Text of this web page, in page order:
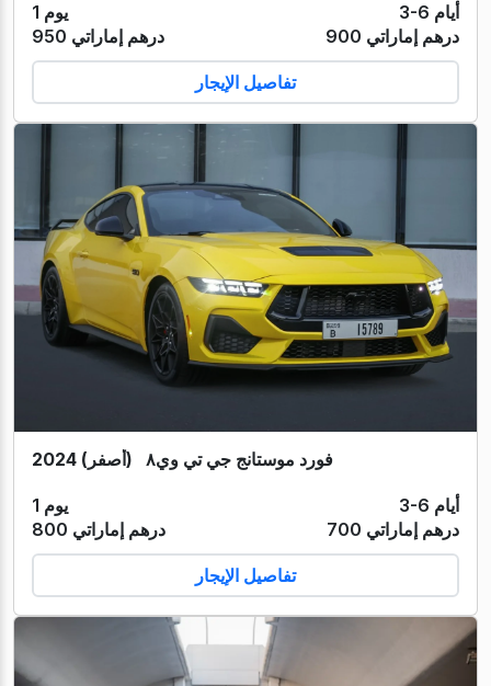
1 يوم
3-6 أيام
950 درهم إماراتي
900 درهم إماراتي
تفاصيل الإيجار
فورد موستانج جي تي وي٨ (أصفر) 2024
1 يوم
3-6 أيام
800 درهم إماراتي
700 درهم إماراتي
تفاصيل الإيجار